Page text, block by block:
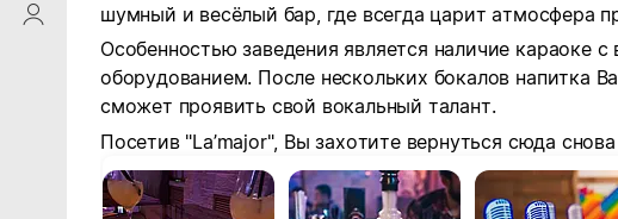
ProfileSaby
шумный и весёлый бар, где всегда царит атмосфера
Особенностью заведения является наличие караоке
оборудованием. После нескольких бокалов напитка
сможет проявить свой вокальный талант.
Посетив "La’major", Вы захотите вернуться сюда